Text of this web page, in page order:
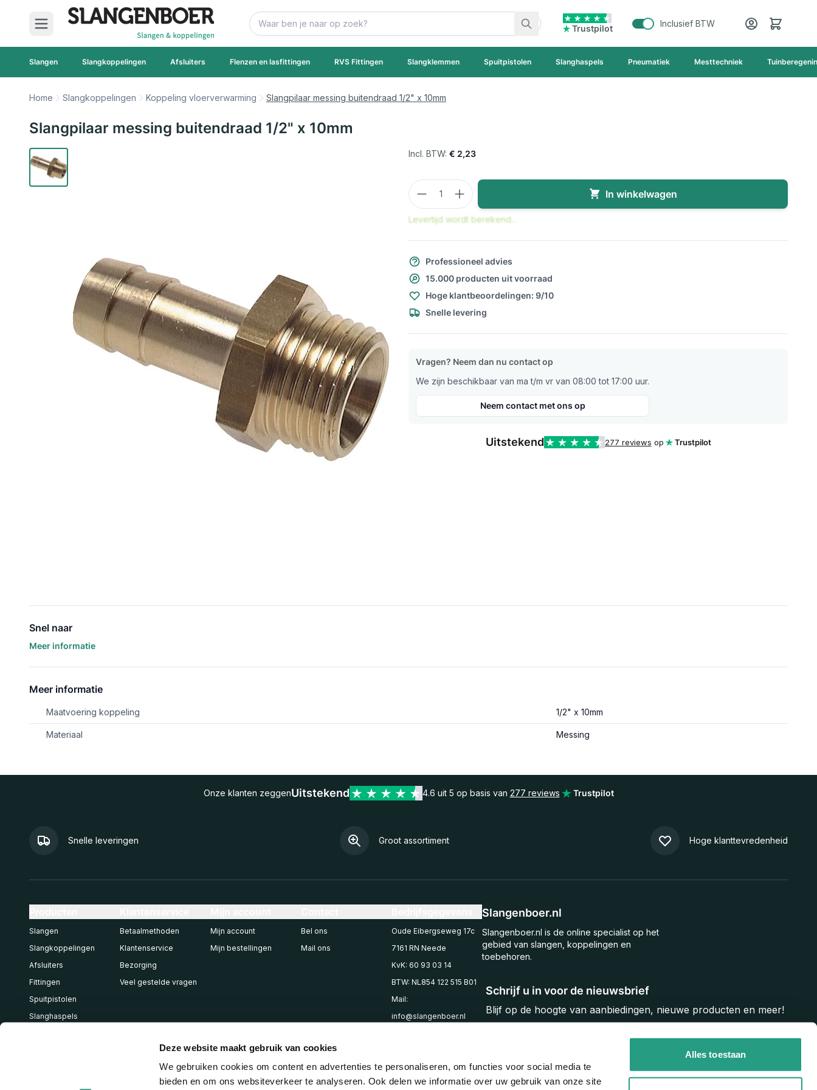
Deze website maakt gebruik van cookies
We gebruiken cookies om content en advertenties te personaliseren, om functies voor social media te
bieden en om ons websiteverkeer te analyseren. Ook delen we informatie over uw gebruik van onze site
Alles toestaan
Ga naar de inhoud
Zoek
Trustpilot
Inclusief BTW Cart
Slangen Slangkoppelingen Afsluiters Flenzen en lasfittingen RVS Fittingen Slangklemmen Spuitpistolen Slanghaspels Pneumatiek Mesttechniek
Home Slangkoppelingen Koppeling vloerverwarming Slangpilaar messing buitendraad 1/2" x 10mm
Slangpilaar messing buitendraad 1/2" x 10mm
€ 2,23
Aantal
In winkelwagen
Levertijd wordt berekend...
Professioneel advies
15.000 producten uit voorraad
Hoge klantbeoordelingen: 9/10
Snelle levering
Vragen? Neem dan nu contact op
We zijn beschikbaar van ma t/m vr van 08:00 tot 17:00 uur.
Neem contact met ons op
Uitstekend 277 reviews op Trustpilot
Snel naar
Meer informatie
Meer informatie
Maatvoering koppeling 1/2" x 10mm
Materiaal Messing
Onze klanten zeggenUitstekend 4.6 uit 5 op basis van 277 reviews Trustpilot
Snelle leveringen Groot assortiment Hoge klanttevredenheid
Schrijf u in voor de nieuwsbrief
Blijf op de hoogte van aanbiedingen, nieuwe producten en meer!
Slangenboer.nl
Slangenboer.nl is de online specialist op het
gebied van slangen, koppelingen en
toebehoren.
Slangen
Slangkoppelingen
Afsluiters
Fittingen
Spuitpistolen
Slanghaspels
Betaalmethoden
Klantenservice
Bezorging
Veel gestelde vragen
Mijn account
Mijn bestellingen
Bel ons
Mail ons
Oude Eibergseweg 17c
7161 RN Neede
KvK: 60 93 03 14
BTW: NL854 122 515 B01
Mail:
info@slangenboer.nl